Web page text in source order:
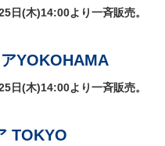
日(木)14:00より一斉販売。
YOKOHAMA
日(木)14:00より一斉販売。
TOKYO